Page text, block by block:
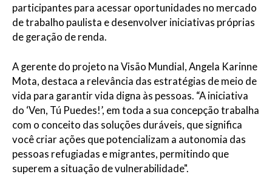
participantes para acessar oportunidades no mercado
de trabalho paulista e desenvolver iniciativas próprias
de geração de renda.
A gerente do projeto na Visão Mundial, Angela Karinne
Mota, destaca a relevância das estratégias de meio de
vida para garantir vida digna às pessoas. “A iniciativa
do ‘Ven, Tú Puedes!’, em toda a sua concepção trabalha
com o conceito das soluções duráveis, que significa
você criar ações que potencializam a autonomia das
pessoas refugiadas e migrantes, permitindo que
superem a situação de vulnerabilidade".